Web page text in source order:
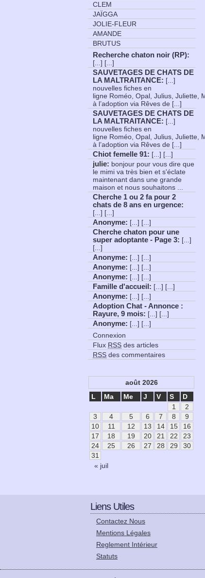
CLEM
JAÏGGA
JOLIE-FLEUR
AMANDE
BRUTUS
Recherche chaton noir (RP):
[...] [...]
SAUVETAGES DE CHATS DE
LA MALTRAITANCE: [...]
nouvelles fiches en
ligne Roméo, Opal, Julius, Juliette,
à l’adoption via Rêves de [...]
SAUVETAGES DE CHATS DE
LA MALTRAITANCE: [...]
nouvelles fiches en
ligne Roméo, Opal, Julius, Juliette,
à l’adoption via Rêves de [...]
Chiot femelle 91: [...] [...]
julie: bonjour pour vous dire que
le mimi va très bien et s'éclate
maintenant dans une grande
maison et nous souhaitons ...
Cherche 1 ou 2 fa pour 2
chats de 8 ans en urgence:
[...] [...]
Anonyme: [...] [...]
Cherche chaton pour une
super adoptante - Page 3: [...]
[...]
Anonyme: [...] [...]
Anonyme: [...] [...]
Anonyme: [...] [...]
Famille d'accueil : [...] [...]
Anonyme: [...] [...]
Adoption Chat - Annonce :
Rayure, 9 mois: [...] [...]
Anonyme: [...] [...]
Connexion
Flux RSS des articles
RSS des commentaires
août 2026
L
Ma Me J V S D
« juil
1
2
3
4 5 6 7 8
9
10
11 12 13 14 15
16
17
18 19 20 21 22
23
24
25 26 27 28 29
30
31
Liens Utiles
Contactez Nous
Mentions Légales
Reglement Intérieur
Statuts